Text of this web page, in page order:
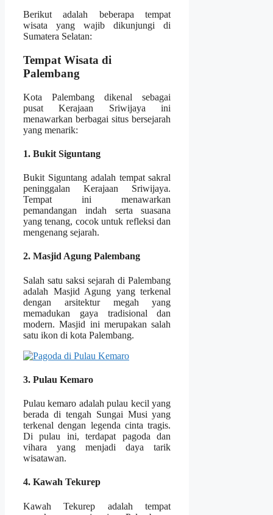
Berikut adalah beberapa tempat
wisata yang wajib dikunjungi di
Sumatera Selatan:
Tempat Wisata di
Palembang
Kota Palembang dikenal sebagai
pusat Kerajaan Sriwijaya ini
menawarkan berbagai situs bersejarah
yang menarik:
1. Bukit Siguntang
Bukit Siguntang adalah tempat sakral
peninggalan Kerajaan Sriwijaya.
Tempat ini menawarkan
pemandangan indah serta suasana
yang tenang, cocok untuk refleksi dan
mengenang sejarah.
2. Masjid Agung Palembang
Salah satu saksi sejarah di Palembang
adalah Masjid Agung yang terkenal
dengan arsitektur megah yang
memadukan gaya tradisional dan
modern. Masjid ini merupakan salah
satu ikon di kota Palembang.
3. Pulau Kemaro
Pulau kemaro adalah pulau kecil yang
berada di tengah Sungai Musi yang
terkenal dengan legenda cinta tragis.
Di pulau ini, terdapat pagoda dan
vihara yang menjadi daya tarik
wisatawan.
4. Kawah Tekurep
Kawah Tekurep adalah tempat